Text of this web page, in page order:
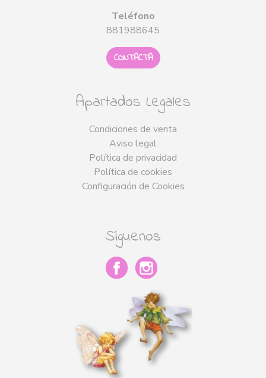
Teléfono
881988645
CONTACTA
Apartados Legales
Condiciones de venta
Aviso legal
Política de privacidad
Política de cookies
Configuración de Cookies
Síguenos